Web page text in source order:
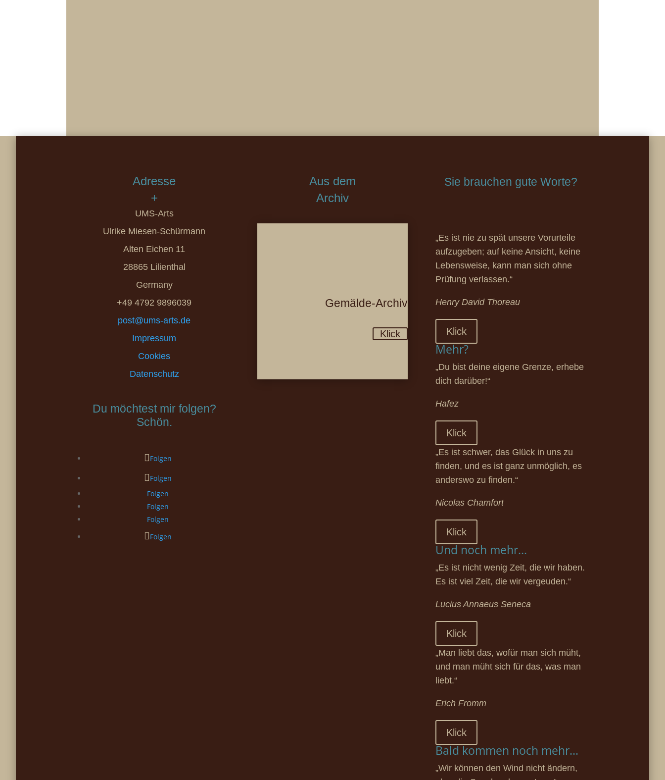
Adresse
+
UMS-Arts
Ulrike Miesen-Schürmann
Alten Eichen 11
28865 Lilienthal
Germany
+49 4792 9896039
post@ums-arts.de
Impressum
Cookies
Datenschutz
Du möchtest mir folgen?
Schön.
Folgen
Folgen
Folgen
Folgen
Folgen
Folgen
Aus dem
Archiv
Gemälde-Archiv
Klick
Sie brauchen gute Worte?
„Es ist nie zu spät unsere Vorurteile
aufzugeben; auf keine Ansicht, keine
Lebensweise, kann man sich ohne
Prüfung verlassen.“
Henry David Thoreau
Klick
Mehr?
„Du bist deine eigene Grenze, erhebe
dich darüber!“
Hafez
Klick
„Es ist schwer, das Glück in uns zu
finden, und es ist ganz unmöglich, es
anderswo zu finden.“
Nicolas Chamfort
Klick
Und noch mehr...
„Es ist nicht wenig Zeit, die wir haben.
Es ist viel Zeit, die wir vergeuden.“
Lucius Annaeus Seneca
Klick
„Man liebt das, wofür man sich müht,
und man müht sich für das, was man
liebt.“
Erich Fromm
Klick
Bald kommen noch mehr...
„Wir können den Wind nicht ändern,